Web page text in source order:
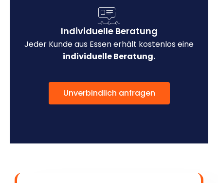
Individuelle Beratung
Jeder Kunde aus Essen erhält kostenlos eine
individuelle Beratung.
Unverbindlich anfragen